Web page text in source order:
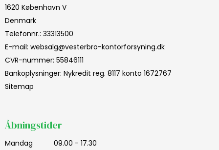
1620 København V
Denmark
Telefonnr.: 33313500
E-mail: websalg@vesterbro-kontorforsyning.dk
CVR-nummer: 55846111
Bankoplysninger: Nykredit reg. 8117 konto 1672767
Sitemap
Åbningstider
Mandag
09.00 - 17.30